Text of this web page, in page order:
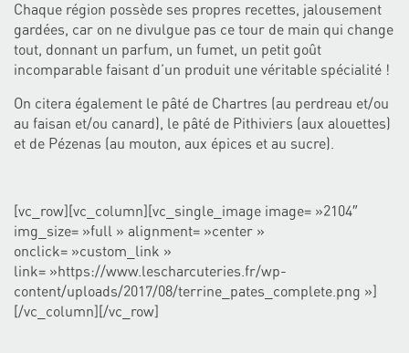
Chaque région possède ses propres recettes, jalousement
gardées, car on ne divulgue pas ce tour de main qui change
tout, donnant un parfum, un fumet, un petit goût
incomparable faisant d’un produit une véritable spécialité !
On citera également le pâté de Chartres (au perdreau et/ou
au faisan et/ou canard), le pâté de Pithiviers (aux alouettes)
et de Pézenas (au mouton, aux épices et au sucre).
[vc_row][vc_column][vc_single_image image= »2104″
img_size= »full » alignment= »center »
onclick= »custom_link »
link= »https://www.lescharcuteries.fr/wp-
content/uploads/2017/08/terrine_pates_complete.png »]
[/vc_column][/vc_row]